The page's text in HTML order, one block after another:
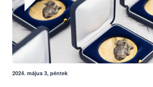
2024. május 3, péntek